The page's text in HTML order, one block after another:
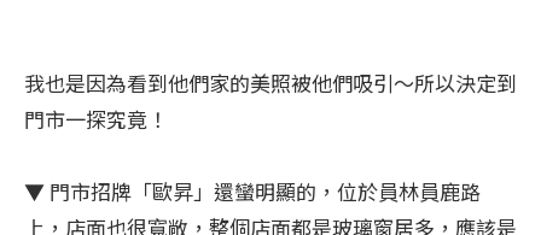
我也是因為看到他們家的美照被他們吸引～所以決定到
門市一探究竟！
▼ 門市招牌「歐昇」還蠻明顯的，位於員林員鹿路
上，店面也很寬敞，整個店面都是玻璃窗居多，應該是